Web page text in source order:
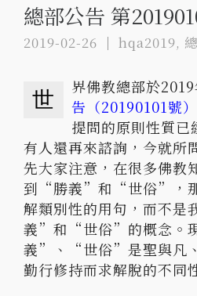
總部公告 第
2019-02-26 hqa2019,
世
界佛教總部於
告（20190101號）
提問的原則性質已
有人還再來諮詢，今就所
先大家注意，在很多佛教
到“勝義”和“世俗”，
解類別性的用句，而不
義”和“世俗”的概念。
義”、“世俗”是聖與凡
勤行修持而求解脫的不同